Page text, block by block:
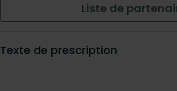
Liste de
Texte de prescription